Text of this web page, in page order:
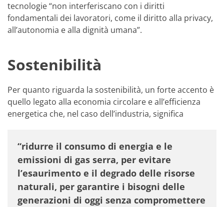
tecnologie “non interferiscano con i diritti
fondamentali dei lavoratori, come il diritto alla privacy,
all’autonomia e alla dignità umana”.
Sostenibilità
Per quanto riguarda la sostenibilità, un forte accento è
quello legato alla economia circolare e all’efficienza
energetica che, nel caso dell’industria, significa
“ridurre il consumo di energia e le
emissioni di gas serra, per evitare
l’esaurimento e il degrado delle risorse
naturali, per garantire i bisogni delle
generazioni di oggi senza compromettere